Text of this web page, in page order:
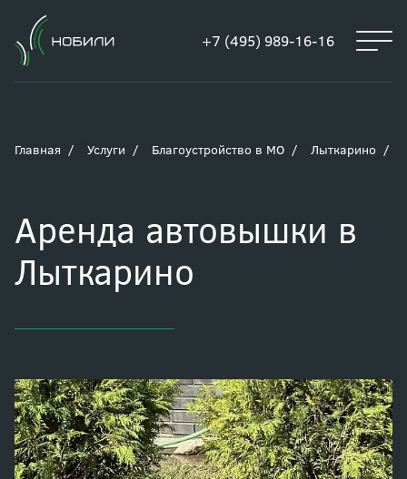
+7 (495) 989-16-16
Главная Услуги Благоустройство в МО Лыткарино
Аренда автовышки в
Лыткарино